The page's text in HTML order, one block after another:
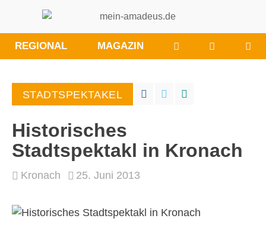
REGIONAL MAGAZIN WÜNSCHE/
SIE
STADTSPEKTAKEL
Historisches
Stadtspektakl in Kronach
Kronach 25. Juni 2013